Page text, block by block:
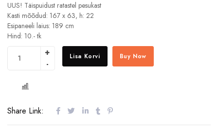
UUS! Täispuidust ratastel pesukast
Kasti mõõdud: 167 x 63, h: 22
Esipaneeli laius: 189 cm
Hind: 10.- tk
Lisa Korvi Buy Now
Share Link: